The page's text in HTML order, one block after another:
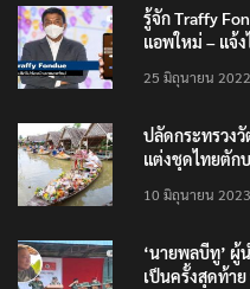
รู้จัก Traffy
แอพใหม่ – แจ้ง
25 มิถุนายน 2022
ปลัดกระทรวงวั
แต่งชุดไทยตัก
10 มิถุนายน 2023
‘นายพลบีทู’ ผู้
เป็นครั้งสุดท้า